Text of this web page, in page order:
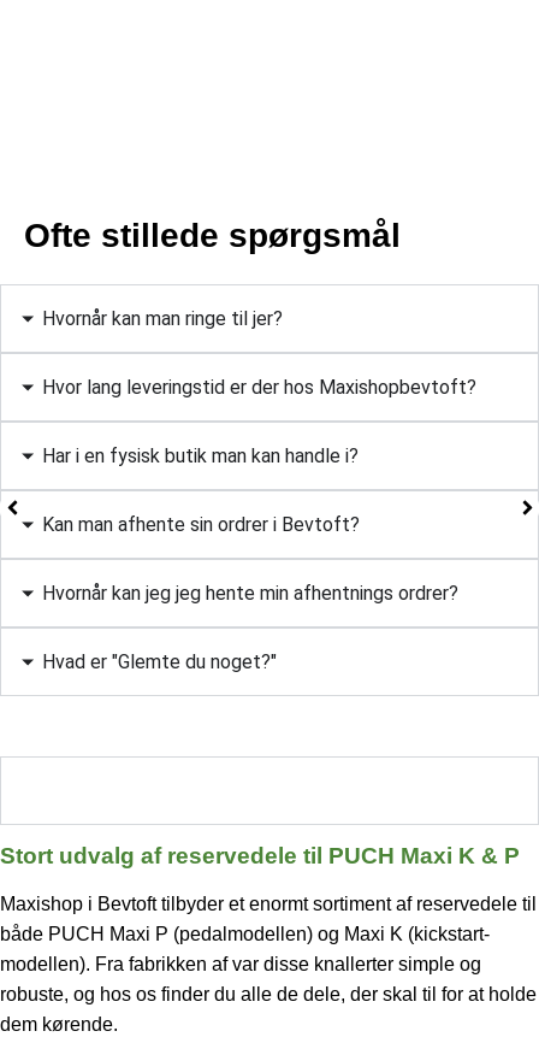
Ofte stillede spørgsmål
Hvornår kan man ringe til jer?
Hvor lang leveringstid er der hos Maxishopbevtoft?
Har i en fysisk butik man kan handle i?
Kan man afhente sin ordrer i Bevtoft?
Hvornår kan jeg jeg hente min afhentnings ordrer?
Hvad er "Glemte du noget?"
Stort udvalg af reservedele til PUCH Maxi K & P
Maxishop i Bevtoft tilbyder et enormt sortiment af reservedele til
både PUCH Maxi P (pedalmodellen) og Maxi K (kickstart-
modellen). Fra fabrikken af var disse knallerter simple og
robuste, og hos os finder du alle de dele, der skal til for at holde
dem kørende.